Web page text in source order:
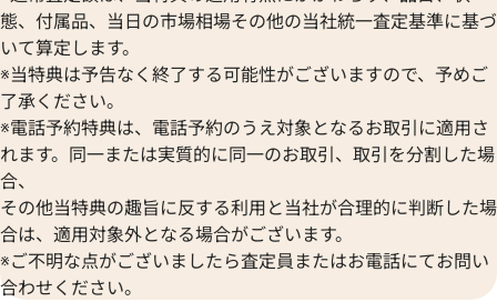
態、付属品、当日の市場相場その他の当社統一査定基準に基づ
いて算定します。
※当特典は予告なく終了する可能性がございますので、予めご
了承ください。
※電話予約特典は、電話予約のうえ対象となるお取引に適用さ
れます。同一または実質的に同一のお取引、取引を分割した場
合、
その他当特典の趣旨に反する利用と当社が合理的に判断した場
合は、適用対象外となる場合がございます。
※ご不明な点がございましたら査定員またはお電話にてお問い
合わせください。